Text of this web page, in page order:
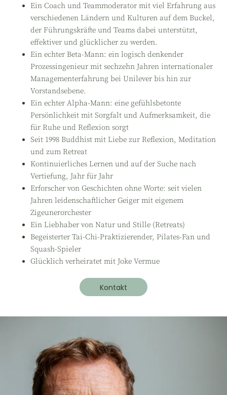
Ein Coach und Teammoderator mit viel Erfahrung aus
verschiedenen Ländern und Kulturen auf dem Buckel,
der Führungskräfte und Teams dabei unterstützt,
effektiver und glücklicher zu werden.
Ein echter Beta-Mann: ein logisch denkender
Prozessingenieur mit sechzehn Jahren internationaler
Managementerfahrung bei Unilever bis hin zur
Vorstandsebene.
Ein echter Alpha-Mann: eine gefühlsbetonte
Persönlichkeit mit Sorgfalt und Aufmerksamkeit, die
für Ruhe und Reflexion sorgt
Seit 1998 Buddhist mit Liebe zur Reflexion, Meditation
und zum Retreat
Kontinuierliches Lernen und auf der Suche nach
Vertiefung, Jahr für Jahr
Erforscher von Geschichten ohne Worte: seit vielen
Jahren leidenschaftlicher Geiger mit eigenem
Zigeunerorchester
Ein Liebhaber von Natur und Stille (Retreats)
Begeisterter Tai-Chi-Praktizierender, Pilates-Fan und
Squash-Spieler
Glücklich verheiratet mit Joke Vermue
Kontakt